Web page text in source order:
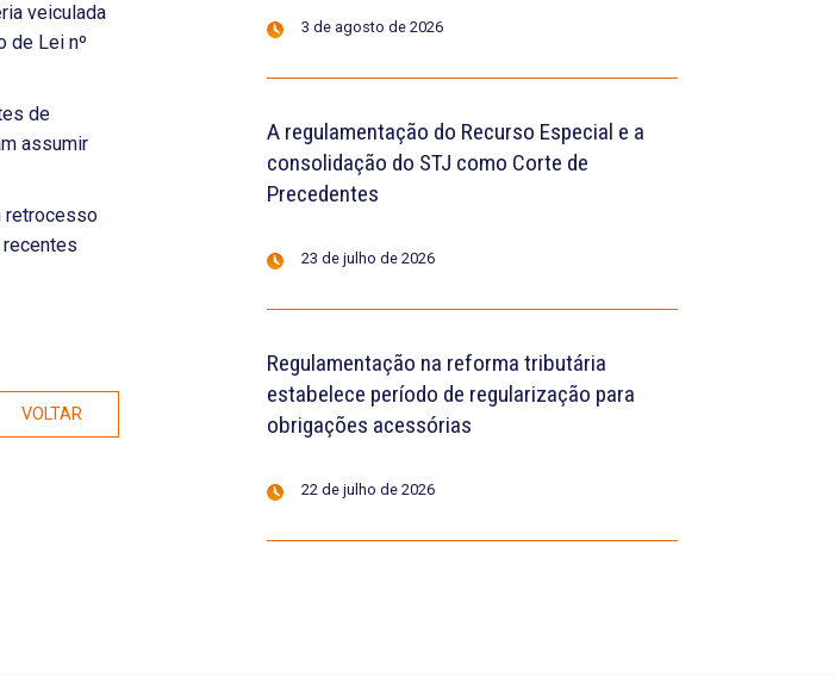
veiculada
de Lei nº
de
assumir
retrocesso
VOLTAR
3 de agosto de 2026
A regulamentação do Recurso Especial e a
consolidação do STJ como Corte de
Precedentes
23 de julho de 2026
Regulamentação na reforma tributária
estabelece período de regularização para
obrigações acessórias
22 de julho de 2026